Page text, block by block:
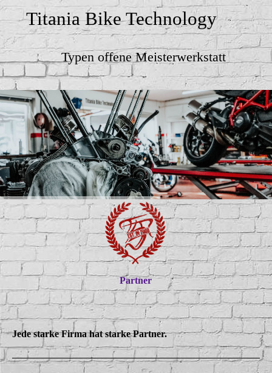
Titania Bike Technology
Typen offene Meisterwerkstatt
Partner
Jede starke Firma hat starke Partner.